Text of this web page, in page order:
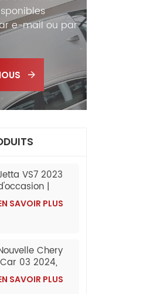
e-mail ou par
VS7 2023
|
de
SAVOIR PLUS
Chery
03 2024,
électrique,
en
SAVOIR PLUS